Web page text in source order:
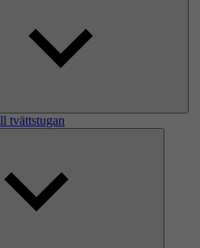
tvättstugan